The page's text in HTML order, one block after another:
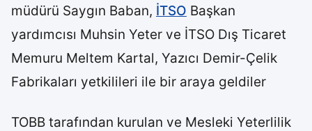
müdürü Saygın Baban, İTSO Başkan
yardımcısı Muhsin Yeter ve İTSO Dış Ticaret
Memuru Meltem Kartal, Yazıcı Demir-Çelik
Fabrikaları yetkilileri ile bir araya geldiler
TOBB tarafından kurulan ve Mesleki Yeterlilik